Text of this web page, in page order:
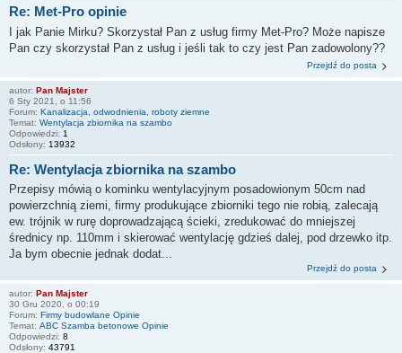
Re: Met-Pro opinie
I jak Panie Mirku? Skorzystał Pan z usług firmy Met-Pro? Może napisze
Pan czy skorzystał Pan z usług i jeśli tak to czy jest Pan zadowolony??
Przejdź do posta
autor: Pan Majster
6 Sty 2021, o 11:56
Forum: Kanalizacja, odwodnienia, roboty ziemne
Temat: Wentylacja zbiornika na szambo
Odpowiedzi: 1
Odsłony: 13932
Re: Wentylacja zbiornika na szambo
Przepisy mówią o kominku wentylacyjnym posadowionym 50cm nad
powierzchnią ziemi, firmy produkujące zbiorniki tego nie robią, zalecają
ew. trójnik w rurę doprowadzającą ścieki, zredukować do mniejszej
średnicy np. 110mm i skierować wentylację gdzieś dalej, pod drzewko itp.
Ja bym obecnie jednak dodat...
Przejdź do posta
autor: Pan Majster
30 Gru 2020, o 00:19
Forum: Firmy budowlane Opinie
Temat: ABC Szamba betonowe Opinie
Odpowiedzi: 8
Odsłony: 43791